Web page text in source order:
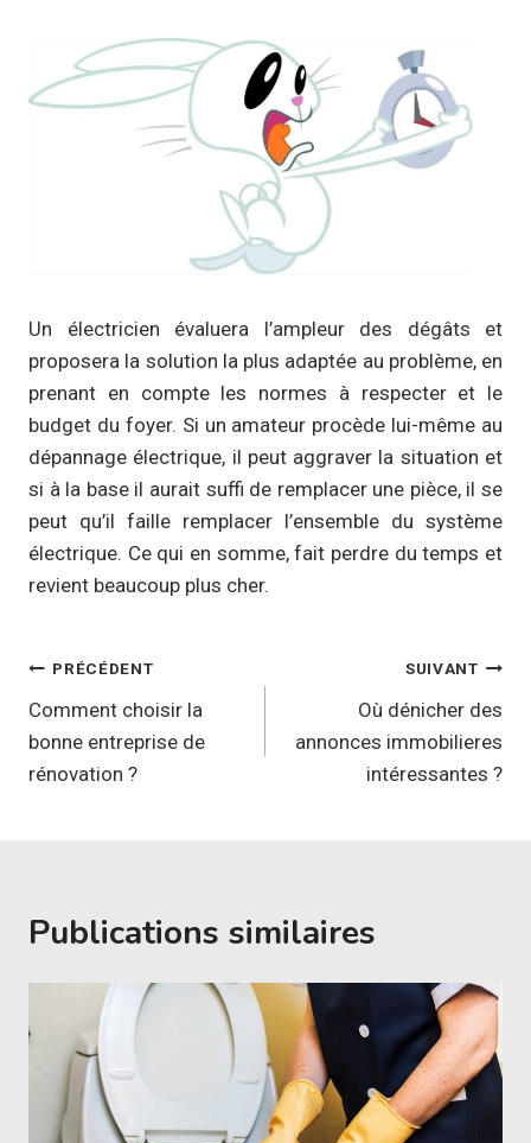
Un électricien évaluera l’ampleur des dégâts et
proposera la solution la plus adaptée au problème, en
prenant en compte les normes à respecter et le
budget du foyer. Si un amateur procède lui-même au
dépannage électrique, il peut aggraver la situation et
si à la base il aurait suffi de remplacer une pièce, il se
peut qu’il faille remplacer l’ensemble du système
électrique. Ce qui en somme, fait perdre du temps et
revient beaucoup plus cher.
Navigation
de
l’article
PRÉCÉDENT
Comment choisir la
bonne entreprise de
rénovation ?
SUIVANT
Où dénicher des
annonces immobilieres
intéressantes ?
Publications similaires